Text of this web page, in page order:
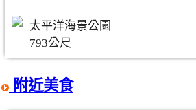
太平洋海景公園
793公尺
附近美食